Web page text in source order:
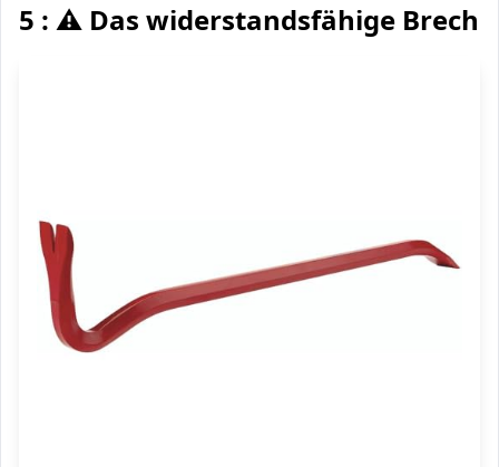
5 : ⚠️ Das widerstandsfähige